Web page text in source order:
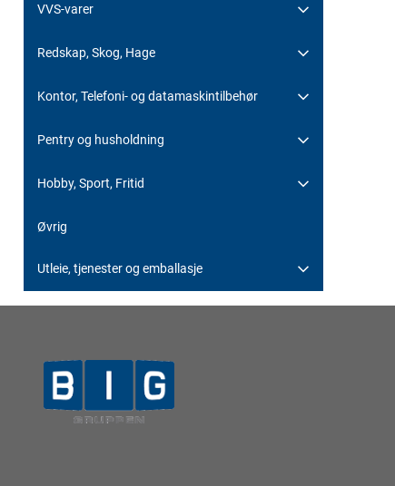
VVS-varer
Redskap, Skog, Hage
Kontor, Telefoni- og datamaskintilbehør
Pentry og husholdning
Hobby, Sport, Fritid
Øvrig
Utleie, tjenester og emballasje